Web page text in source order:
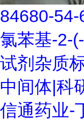
84680-
氯苯基-2-
试剂杂质
中间体|科
信通药业-